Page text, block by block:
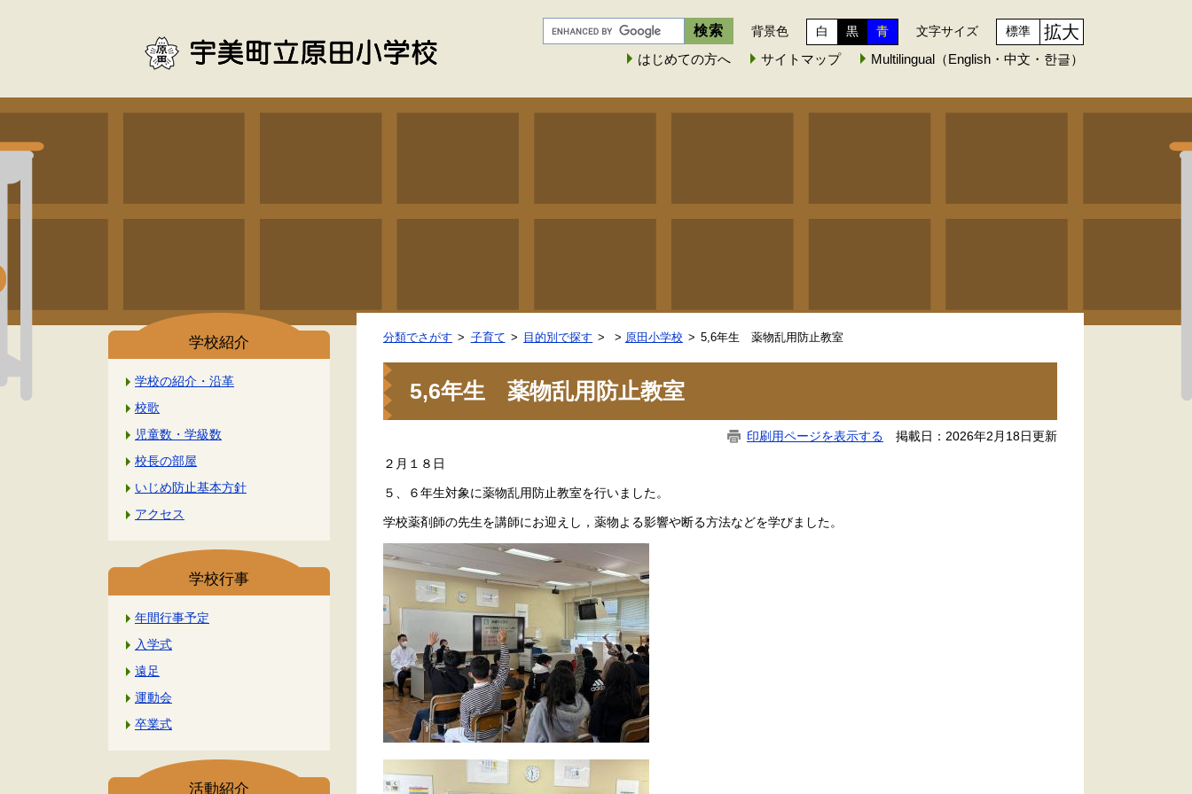
背景色 白 黒 青 文字サイズ 標準 拡大
はじめての方へ サイトマップ Multilingual（English・中文・한글）
学校紹介
学校の紹介・沿革
校歌
児童数・学級数
校長の部屋
いじめ防止基本方針
アクセス
学校行事
年間行事予定
入学式
遠足
運動会
卒業式
活動紹介
分類でさがす 子育て 目的別で探す > 原田小学校 5,6年生 薬物乱用防止教室
5,6年生 薬物乱用防止教室
印刷用ページを表示する 掲載日：2026年2月18日更新
２月１８日
５、６年生対象に薬物乱用防止教室を行いました。
学校薬剤師の先生を講師にお迎えし，薬物よる影響や断る方法などを学びました。